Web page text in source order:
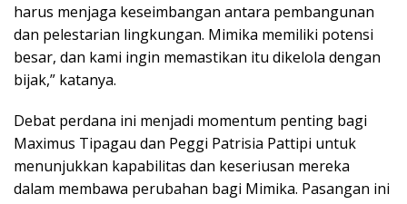
harus menjaga keseimbangan antara pembangunan
dan pelestarian lingkungan. Mimika memiliki potensi
besar, dan kami ingin memastikan itu dikelola dengan
bijak,” katanya.
Debat perdana ini menjadi momentum penting bagi
Maximus Tipagau dan Peggi Patrisia Pattipi untuk
menunjukkan kapabilitas dan keseriusan mereka
dalam membawa perubahan bagi Mimika. Pasangan ini